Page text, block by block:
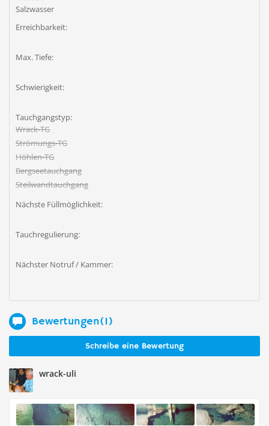
Salzwasser
Erreichbarkeit:
Max. Tiefe:
Schwierigkeit:
Tauchgangstyp:
Wrack-TG
Strömungs-TG
Höhlen-TG
Bergseetauchgang
Steilwandtauchgang
Nächste Füllmöglichkeit:
Tauchregulierung:
Nächster Notruf / Kammer:
Bewertungen(1)
Schreibe eine Bewertung
wrack-uli